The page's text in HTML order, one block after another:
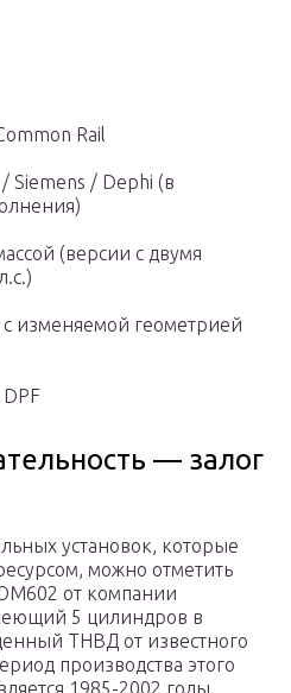
Rail
Siemens / Dephi (в
(версии с двумя
с изменяемой геометрией
— залог
установок, которые
можно отметить
от компании
5 цилиндров в
ТНВД от известного
производства этого
1985-2002 годы.